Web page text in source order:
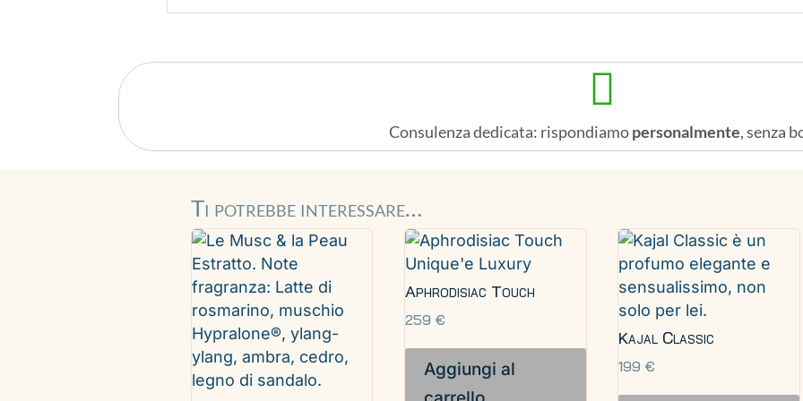

Consulenza dedicata: rispondiamopersonalmente, senza
Ti potrebbe interessare…
Aphrodisiac Touch
259 €
Aggiungi al
Kajal Classic
199 €